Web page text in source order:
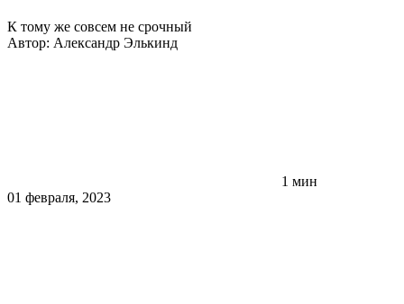
К тому же совсем не срочный
Автор: Александр Элькинд
1 мин
01 февраля, 2023